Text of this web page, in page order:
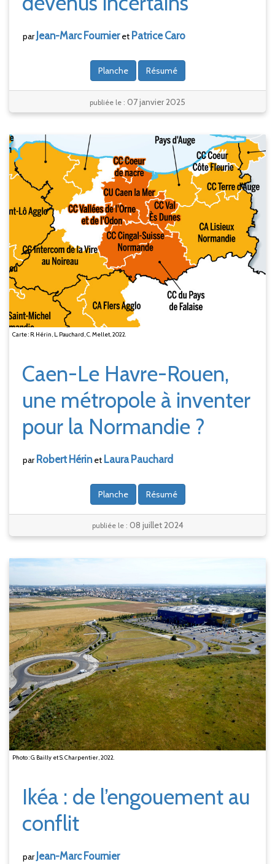
parJean-Marc Fournieret PatriceCaro
Planche Résumé
publiée le : 07 janvier 2025
Carte : R. Hérin, L. Pauchard, C. Mellet, 2022.
Caen-Le Havre-Rouen,
une métropole à inventer
pour la Normandie ?
parRobertHérinet LauraPauchard
Planche Résumé
publiée le : 08 juillet 2024
Photo : G. Bailly et S. Charpentier, 2022.
Ikéa : de l’engouement au
conflit
parJean-MarcFournier